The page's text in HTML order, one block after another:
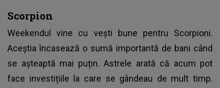
Scorpion
Weekendul vine cu vești bune pentru Scorpioni.
Aceștia încasează o sumă importantă de bani când
se așteaptă mai puțin. Astrele arată că acum pot
face investițiile la care se gândeau de mult timp.